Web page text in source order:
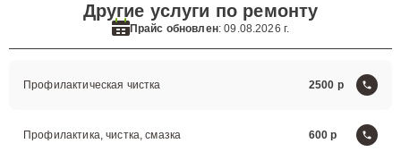
Другие услуги по ремонту
Прайс обновлен: 09.08.2026 г.
Профилактическая чистка 2500
Профилактика, чистка, смазка 600